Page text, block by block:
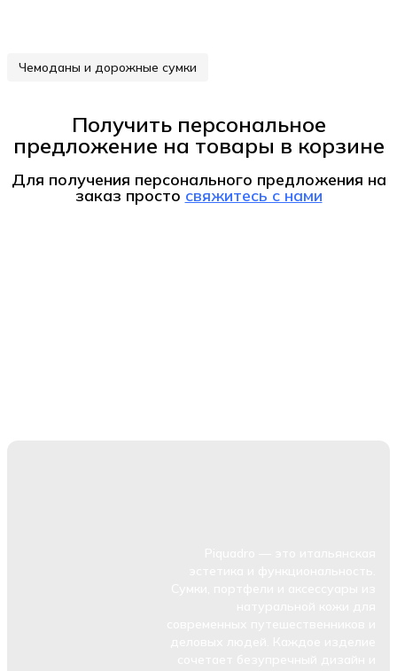
Чемоданы и дорожные сумки
Получить персональное
предложение на товары в корзине
Для получения персонального предложения на
заказ просто свяжитесь с нами